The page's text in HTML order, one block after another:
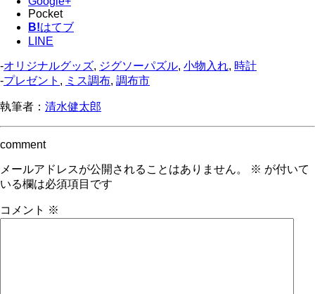
Pocket
B!はてブ
LINE
-オリジナルグッズ, ジグソーパズル, 小物入れ, 時計
-プレゼント , ミス調布, 調布市
執筆者： 清水健太郎
comment
メールアドレスが公開されることはありません。 ※ が付いて
いる欄は必須項目です
コメント ※